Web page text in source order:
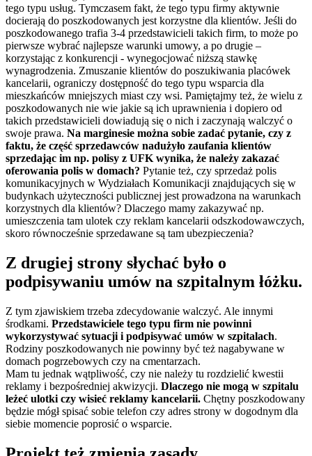
tego typu usług. Tymczasem fakt, że tego typu firmy aktywnie
docierają do poszkodowanych jest korzystne dla klientów. Jeśli do
poszkodowanego trafia 3-4 przedstawicieli takich firm, to może po
pierwsze wybrać najlepsze warunki umowy, a po drugie –
korzystając z konkurencji - wynegocjować niższą stawkę
wynagrodzenia. Zmuszanie klientów do poszukiwania placówek
kancelarii, ograniczy dostępność do tego typu wsparcia dla
mieszkańców mniejszych miast czy wsi. Pamiętajmy też, że wielu z
poszkodowanych nie wie jakie są ich uprawnienia i dopiero od
takich przedstawicieli dowiadują się o nich i zaczynają walczyć o
swoje prawa. Na marginesie można sobie zadać pytanie, czy z
faktu, że część sprzedawców nadużyło zaufania klientów
sprzedając im np. polisy z UFK wynika, że należy zakazać
oferowania polis w domach? Pytanie też, czy sprzedaż polis
komunikacyjnych w Wydziałach Komunikacji znajdujących się w
budynkach użyteczności publicznej jest prowadzona na warunkach
korzystnych dla klientów? Dlaczego mamy zakazywać np.
umieszczenia tam ulotek czy reklam kancelarii odszkodowawczych,
skoro równocześnie sprzedawane są tam ubezpieczenia?
Z drugiej strony słychać było o
podpisywaniu umów na szpitalnym łóżku.
Z tym zjawiskiem trzeba zdecydowanie walczyć. Ale innymi
środkami. Przedstawiciele tego typu firm nie powinni
wykorzystywać sytuacji i podpisywać umów w szpitalach.
Rodziny poszkodowanych nie powinny być też nagabywane w
domach pogrzebowych czy na cmentarzach.
Mam tu jednak wątpliwość, czy nie należy tu rozdzielić kwestii
reklamy i bezpośredniej akwizycji. Dlaczego nie mogą w szpitalu
leżeć ulotki czy wisieć reklamy kancelarii. Chętny poszkodowany
będzie mógł spisać sobie telefon czy adres strony w dogodnym dla
siebie momencie poprosić o wsparcie.